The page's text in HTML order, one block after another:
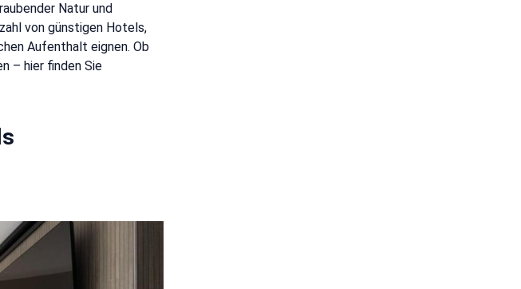
Natur und
von günstigen Hotels,
Aufenthalt eignen. Ob
– hier finden Sie